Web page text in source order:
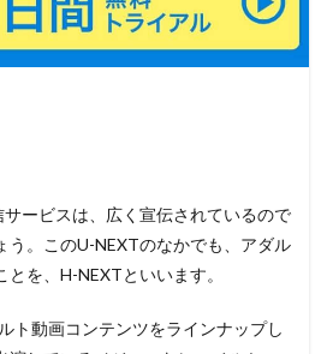
ービスは、広く宣伝されているので
う。このU-NEXTのなかでも、アダル
とを、H-NEXTといいます。
ト動画コンテンツをラインナップし